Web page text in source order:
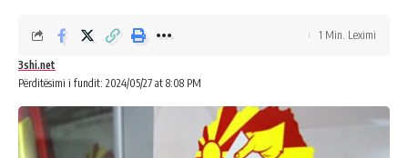
Përditësimi i fundit: 2024/05/27 at 8:08 PM
3shi.net
1 Min. Leximi